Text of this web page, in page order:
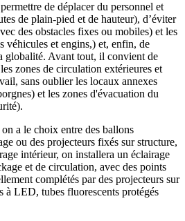
de déplacer du personnel et
de plain-pied et de hauteur), d’éviter
des obstacles fixes ou mobiles) et les
véhicules et engins,) et, enfin, de
globalité. Avant tout, il convient de
zones de circulation extérieures et
sans oublier les locaux annexes
et les zones d'évacuation du
a le choix entre des ballons
ou des projecteurs fixés sur structure,
intérieur, on installera un éclairage
et de circulation, avec des points
complétés par des projecteurs sur
à LED, tubes fluorescents protégés